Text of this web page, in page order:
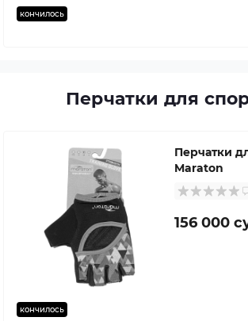
кончилось
Перчатки для
кончилось
Перчатки
Maraton
156 000